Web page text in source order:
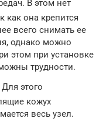
В этом нет
как она крепится
всего снимать ее
однако можно
этом при установке
трудности.
этого
кожух
весь узел.